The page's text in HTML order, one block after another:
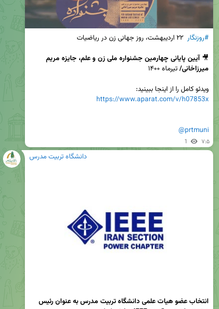
#روزنگار
🎥
میرزاخانی/
ویدئو کامل را از اینجا ببینید:
https://www.aparat.com/v/h07853x
@prtmuni
1 ۷:۵
دانشگاه تربیت مدرس